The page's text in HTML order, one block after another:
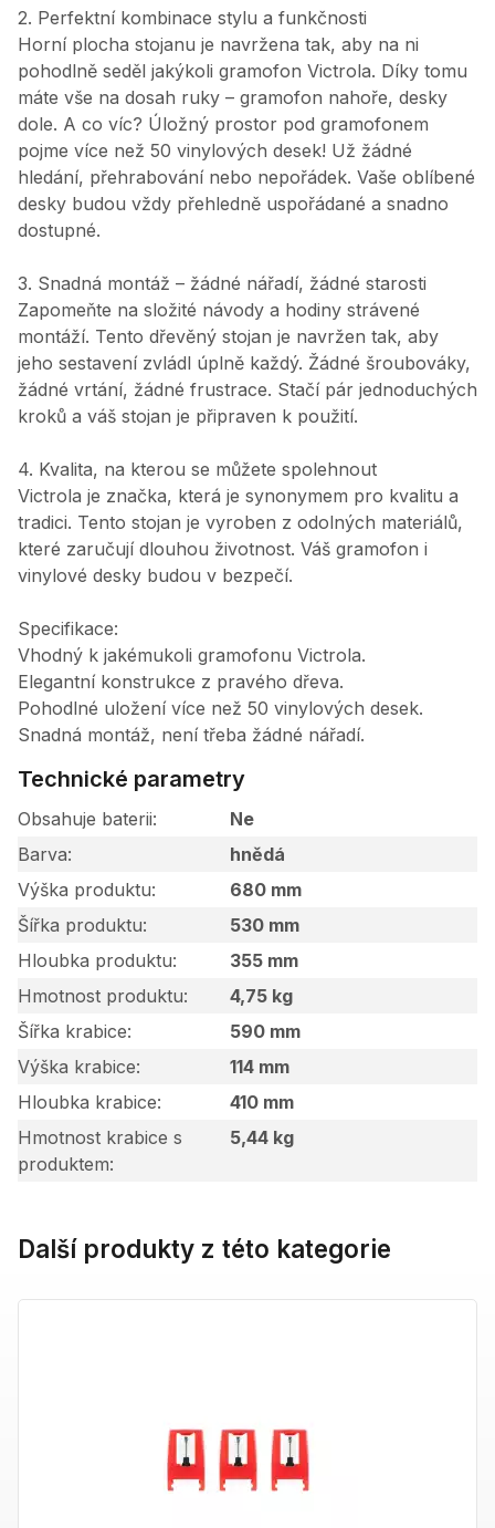
2. Perfektní kombinace stylu a funkčnosti
Horní plocha stojanu je navržena tak, aby na ni
pohodlně seděl jakýkoli gramofon Victrola. Díky tomu
máte vše na dosah ruky – gramofon nahoře, desky
dole. A co víc? Úložný prostor pod gramofonem
pojme více než 50 vinylových desek! Už žádné
hledání, přehrabování nebo nepořádek. Vaše oblíbené
desky budou vždy přehledně uspořádané a snadno
dostupné.
3. Snadná montáž – žádné nářadí, žádné starosti
Zapomeňte na složité návody a hodiny strávené
montáží. Tento dřevěný stojan je navržen tak, aby
jeho sestavení zvládl úplně každý. Žádné šroubováky,
žádné vrtání, žádné frustrace. Stačí pár jednoduchých
kroků a váš stojan je připraven k použití.
4. Kvalita, na kterou se můžete spolehnout
Victrola je značka, která je synonymem pro kvalitu a
tradici. Tento stojan je vyroben z odolných materiálů,
které zaručují dlouhou životnost. Váš gramofon i
vinylové desky budou v bezpečí.
Specifikace:
Vhodný k jakémukoli gramofonu Victrola.
Elegantní konstrukce z pravého dřeva.
Pohodlné uložení více než 50 vinylových desek.
Snadná montáž, není třeba žádné nářadí.
Technické parametry
Obsahuje baterii
Ne
Barva
hnědá
Výška produktu
680 mm
Šířka produktu
530 mm
Hloubka produktu
355 mm
Hmotnost produktu
4,75 kg
Šířka krabice
590 mm
Výška krabice
114 mm
Hloubka krabice
410 mm
Hmotnost krabice s
produktem
5,44 kg
Další produkty z této kategorie